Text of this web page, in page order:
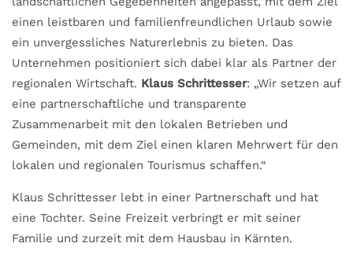
einen leistbaren und familienfreundlichen Urlaub sowie
ein unvergessliches Naturerlebnis zu bieten. Das
Unternehmen positioniert sich dabei klar als Partner der
regionalen Wirtschaft. Klaus Schrittesser: „Wir setzen auf
eine partnerschaftliche und transparente
Zusammenarbeit mit den lokalen Betrieben und
Gemeinden, mit dem Ziel einen klaren Mehrwert für den
lokalen und regionalen Tourismus schaffen.“
Klaus Schrittesser lebt in einer Partnerschaft und hat
eine Tochter. Seine Freizeit verbringt er mit seiner
Familie und zurzeit mit dem Hausbau in Kärnten.